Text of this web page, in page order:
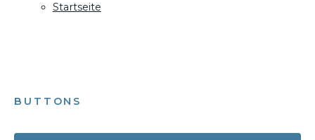
Startseite
BUTTONS